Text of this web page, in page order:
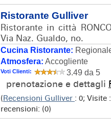
Ristorante Gulliver
Ristorante in città
Via Naz. Gualdo, no.
Cucina Ristorante:
Atmosfera: Accogliente
Voti Clienti: 3.49 da 5
prenotazione e dettagli
(Recensioni Gulliver : 0; Visite
recensioni: (0)